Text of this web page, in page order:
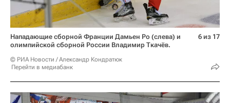
Нападающие сборной Франции Дамьен Ро (слева) и
олимпийской сборной России Владимир Ткачёв.
© РИА Новости / Александр Кондратюк
Перейти в медиабанк
6 из 17